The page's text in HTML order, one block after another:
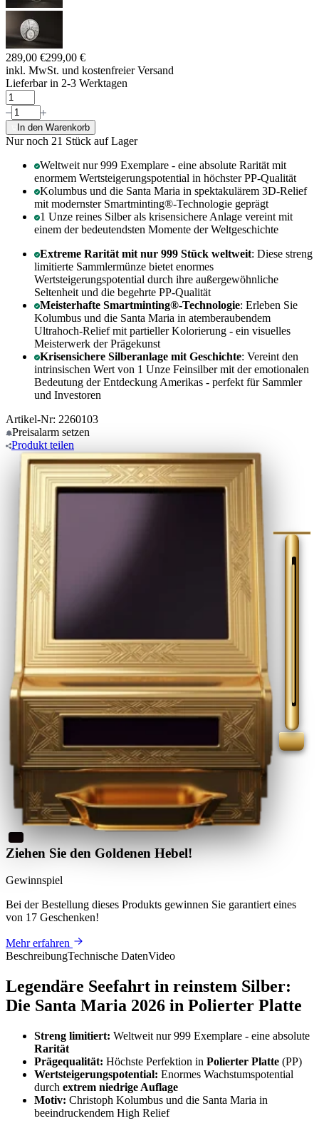
289,00 €299,00 €
inkl. MwSt. und kostenfreier Versand
Lieferbar in 2-3 Werktagen
In den Warenkorb
Nur noch 21 Stück auf Lager
Weltweit nur 999 Exemplare - eine absolute Rarität mit
enormem Wertsteigerungspotential in höchster PP-Qualität
Kolumbus und die Santa Maria in spektakulärem 3D-Relief
mit modernster Smartminting®-Technologie geprägt
1 Unze reines Silber als krisensichere Anlage vereint mit
einem der bedeutendsten Momente der Weltgeschichte
Extreme Rarität mit nur 999 Stück weltweit: Diese streng
limitierte Sammlermünze bietet enormes
Wertsteigerungspotential durch ihre außergewöhnliche
Seltenheit und die begehrte PP-Qualität
Meisterhafte Smartminting®-Technologie: Erleben Sie
Kolumbus und die Santa Maria in atemberaubendem
Ultrahoch-Relief mit partieller Kolorierung - ein visuelles
Meisterwerk der Prägekunst
Krisensichere Silberanlage mit Geschichte: Vereint den
intrinsischen Wert von 1 Unze Feinsilber mit der emotionalen
Bedeutung der Entdeckung Amerikas - perfekt für Sammler
und Investoren
Artikel-Nr: 2260103
Preisalarm setzen
Produkt teilen
Ziehen Sie den Goldenen Hebel!
Gewinnspiel
Bei der Bestellung dieses Produkts gewinnen Sie garantiert eines
von 17 Geschenken!
Mehr erfahren
BeschreibungTechnische DatenVideo
Legendäre Seefahrt in reinstem Silber:
Die Santa Maria 2026 in Polierter Platte
Streng limitiert: Weltweit nur 999 Exemplare - eine absolute
Rarität
Prägequalität: Höchste Perfektion in Polierter Platte (PP)
Wertsteigerungspotential: Enormes Wachstumspotential
durch extrem niedrige Auflage
Motiv: Christoph Kolumbus und die Santa Maria in
beeindruckendem High Relief